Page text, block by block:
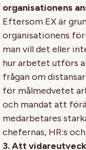
organisationens
Eftersom EX är
organisationens
man vill det eller
hur arbetet utförs
frågan om
för målmedvetet
och mandat att
medarbetares
chefernas, HR:s
3. Att